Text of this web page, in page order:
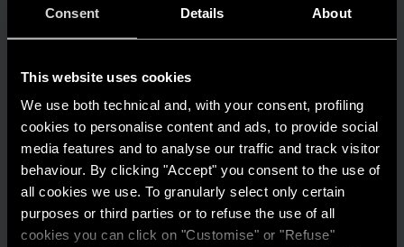
Consent Details About
This website uses cookies
We use both technical and, with your consent, profiling
cookies to personalise content and ads, to provide social
media features and to analyse our traffic and track visitor
behaviour. By clicking "Accept" you consent to the use of
all cookies we use. To granularly select only certain
purposes or third parties or to refuse the use of all
cookies you can click on "Customise" or "Refuse"